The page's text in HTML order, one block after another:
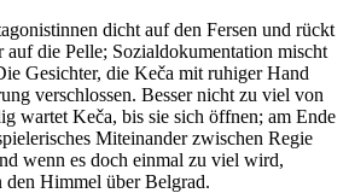
dicht auf den Fersen und rückt
auf die Pelle; Sozialdokumentation mischt
Gesichter, die Keča mit ruhiger Hand
verschlossen. Besser nicht zu viel von
wartet Keča, bis sie sich öffnen; am Ende
Miteinander zwischen Regie
wenn es doch einmal zu viel wird,
Himmel über Belgrad.